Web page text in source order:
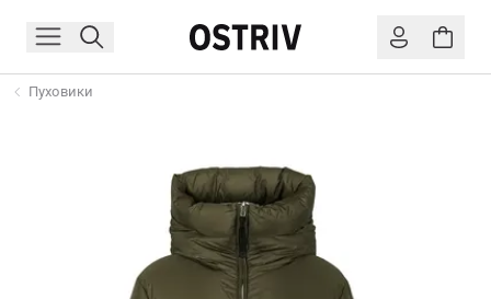
Пуховики